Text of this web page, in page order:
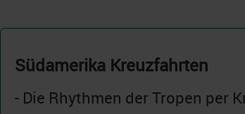
Südamerika Kreuzfahrten
- Die Rhythmen der Tropen per